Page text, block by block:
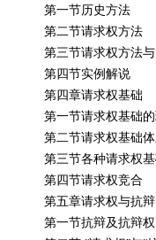
第一节历史方法
第二节请求权方法
第三节请求权方法
第四节实例解说
第四章请求权基础
第一节请求权基础
第二节请求权基础
第三节各种请求权
第四节请求权竞合
第五章请求权与抗
第一节抗辩及抗辩权